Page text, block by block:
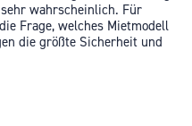
wahrscheinlich. Für
Frage, welches Mietmodell
die größte Sicherheit und